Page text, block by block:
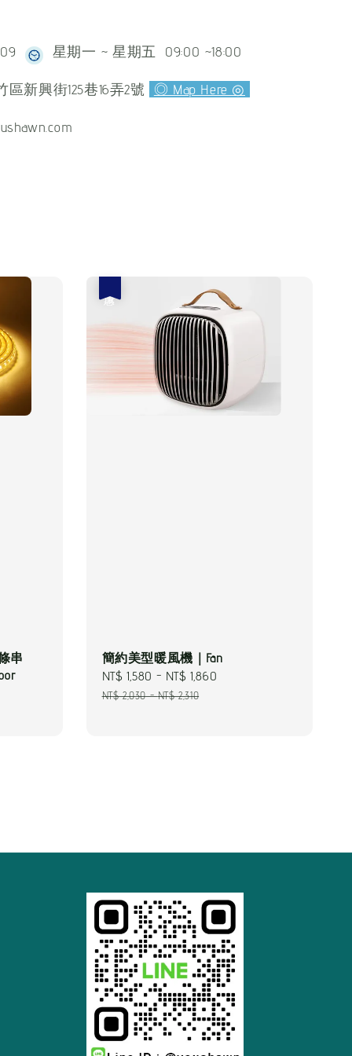
星期一 ~ 星期五 09:00 ~18:00
新興街125巷16弄2號 ◎ Map Here ◎
串
簡約美型暖風機｜Fan
Sale
price
NT$ 1,580 - NT$ 1,860
NT$ 2,030-NT$ 2,310